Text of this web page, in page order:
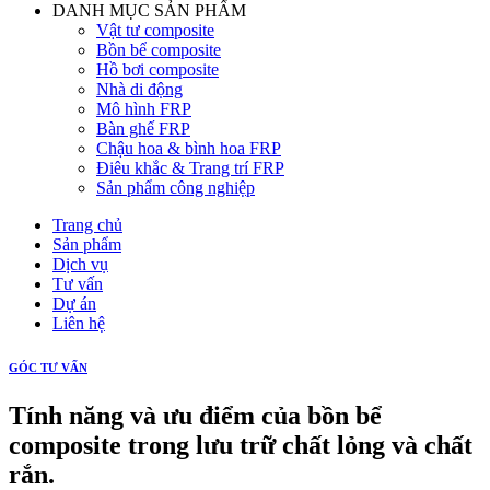
DANH MỤC SẢN PHẨM
Vật tư composite
Bồn bể composite
Hồ bơi composite
Nhà di động
Mô hình FRP
Bàn ghế FRP
Chậu hoa & bình hoa FRP
Điêu khắc & Trang trí FRP
Sản phẩm công nghiệp
Trang chủ
Sản phẩm
Dịch vụ
Tư vấn
Dự án
Liên hệ
GÓC TƯ VẤN
Tính năng và ưu điểm của bồn bể
composite trong lưu trữ chất lỏng và chất
rắn.